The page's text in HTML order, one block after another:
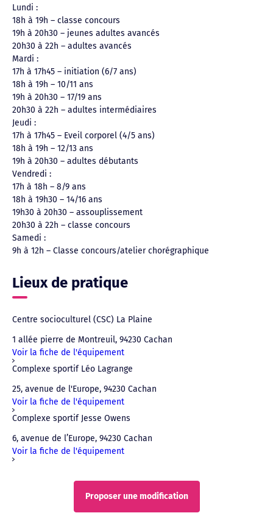
Lundi :
18h à 19h – classe concours
19h à 20h30 – jeunes adultes avancés
20h30 à 22h – adultes avancés
Mardi :
17h à 17h45 – initiation (6/7 ans)
18h à 19h – 10/11 ans
19h à 20h30 – 17/19 ans
20h30 à 22h – adultes intermédiaires
Jeudi :
17h à 17h45 – Eveil corporel (4/5 ans)
18h à 19h – 12/13 ans
19h à 20h30 – adultes débutants
Vendredi :
17h à 18h – 8/9 ans
18h à 19h30 – 14/16 ans
19h30 à 20h30 – assouplissement
20h30 à 22h – classe concours
Samedi :
9h à 12h – Classe concours/atelier chorégraphique
Lieux de pratique
Centre socioculturel (CSC) La Plaine
1 allée pierre de Montreuil, 94230 Cachan
Voir la fiche de l'équipement
Complexe sportif Léo Lagrange
25, avenue de l'Europe, 94230 Cachan
Voir la fiche de l'équipement
Complexe sportif Jesse Owens
6, avenue de l’Europe, 94230 Cachan
Voir la fiche de l'équipement
Proposer une modification